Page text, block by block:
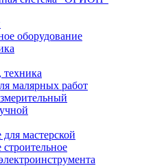
оборудование
малярных работ
мастерской